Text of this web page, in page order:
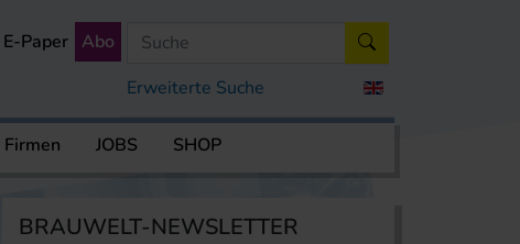
Erweiterte Suche
E-Paper Abo
Firmen JOBS SHOP
BRAUWELT-NEWSLETTER